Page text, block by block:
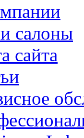
салоны
сайта